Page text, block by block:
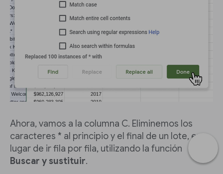
Ahora, vamos a la columna C. Eliminemos los
caracteres * al principio y el final de un lote, en
lugar de ir fila por fila, utilizando la función
Buscar y sustituir.